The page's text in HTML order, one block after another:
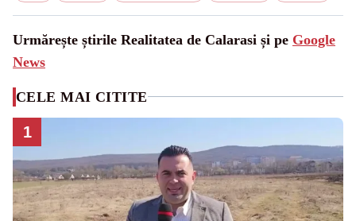
Urmărește știrile Realitatea de Calarasi și pe Google
News
CELE MAI CITITE
1